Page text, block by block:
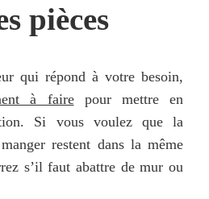
pièces
qui répond à votre besoin,
à fairepour mettre en
Si vous voulez que la
restent dans la même
s’il faut abattre de mur ou